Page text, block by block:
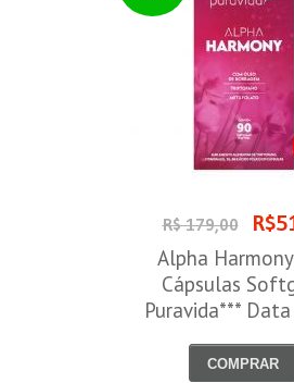
R$ 179,00
Alpha
Cápsulas
Puravida*** Data
COMPRAR